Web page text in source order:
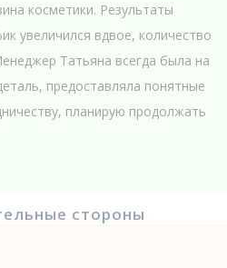
косметики. Результаты
увеличился вдвое, количество
Татьяна всегда была на
предоставляла понятные
планирую продолжать
стороны